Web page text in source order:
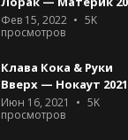
Фев 15, 2022
5K
просмотров
Клава Кока & Руки
Вверх — Нокаут 2021
Июн 16, 2021
5K
просмотров